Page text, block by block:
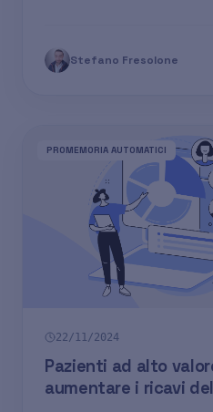
Stefano Fresolone
PROMEMORIA AUTOMATICI
22/11/2024
Pazienti ad alto
aumentare i ricavi